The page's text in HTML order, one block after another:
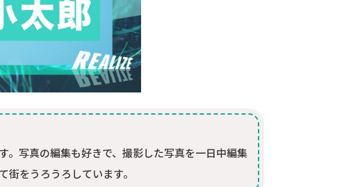
。写真の編集も好きで、撮影した写真を一日中編集
をうろうろしています。